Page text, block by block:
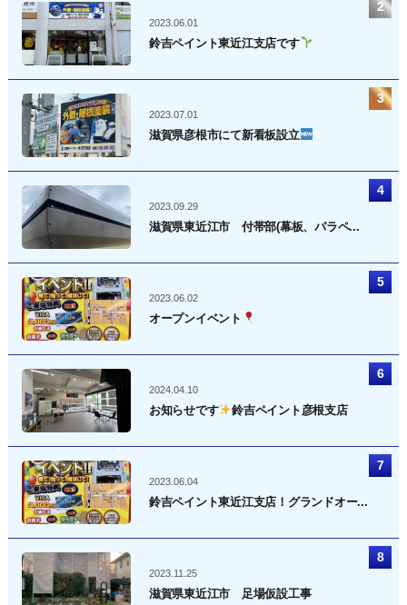
2023.06.01
鈴吉ペイント東近江支店です
2023.07.01
滋賀県彦根市にて新看板設立
2023.09.29
滋賀県東近江市 付帯部(幕板、パラペ...
2023.06.02
オープンイベント
2024.04.10
お知らせです 鈴吉ペイント彦根支店
2023.06.04
鈴吉ペイント東近江支店！グランドオー...
2023.11.25
滋賀県東近江市 足場仮設工事